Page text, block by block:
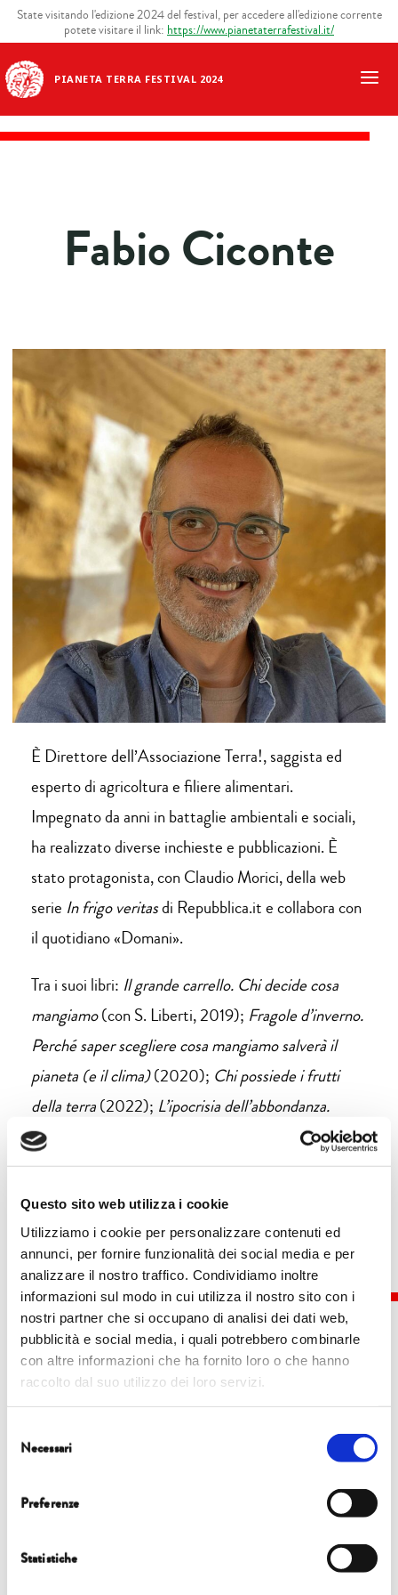
Questo sito web utilizza i cookie
Utilizziamo i cookie per personalizzare contenuti ed
annunci, per fornire funzionalità dei social media e per
analizzare il nostro traffico. Condividiamo inoltre
informazioni sul modo in cui utilizza il nostro sito con i
nostri partner che si occupano di analisi dei dati web,
pubblicità e social media, i quali potrebbero combinarle
con altre informazioni che ha fornito loro o che hanno
raccolto dal suo utilizzo dei loro servizi.
delNecessari
Preferenze
Statistiche
PIANETA TERRA FESTIVAL 2024
State visitando l'edizione 2024 del festival, per accedere all'edizione corrente
potete visitare il link: https://www.pianetaterrafestival.it/
Fabio Ciconte
È Direttore dell’Associazione Terra!, saggista ed
esperto di agricoltura e filiere alimentari.
Impegnato da anni in battaglie ambientali e sociali,
ha realizzato diverse inchieste e pubblicazioni. È
stato protagonista, con Claudio Morici, della web
serie In frigo veritasdi Repubblica.it e collabora con
il quotidiano «Domani».
Tra i suoi libri: Il grande carrello. Chi decide cosa
mangiamo(con S. Liberti, 2019); Fragole d’inverno.
Perché saper scegliere cosa mangiamo salverà il
pianeta (e il clima)(2020); Chi possiede i frutti
della terra(2022); L’ipocrisia dell’abbondanza.
Perché non compreremo più cibo a basso costo
(2023).
Eventi